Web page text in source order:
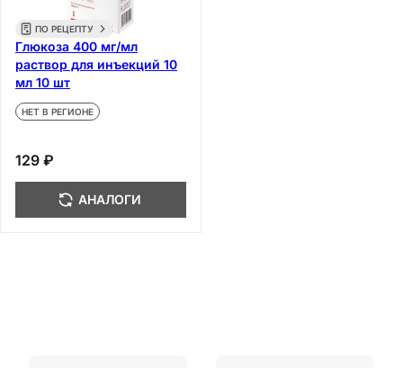
ПО РЕЦЕПТУ
Глюкоза 400 мг/мл
раствор для инъекций 10
мл 10 шт
НЕТ В РЕГИОНЕ
129 ₽
АНАЛОГИ